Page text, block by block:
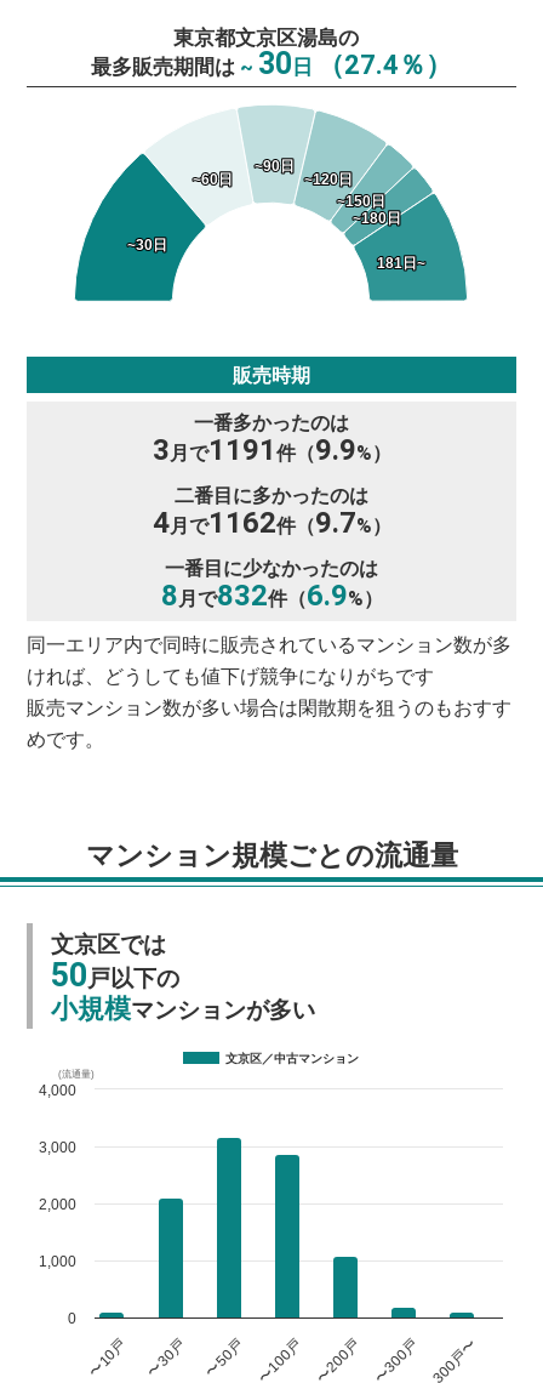
東京都文京区湯島の
最多販売期間は ~ 30日 （27.4％）
~30日
~30日
~60日
~60日
~90日
~90日
~120日
~120日
~150日
~150日
~180日
~180日
181日~
181日~
販売時期
一番多かったのは
3月で1191 件（9.9%）
二番目に多かったのは
4月で1162件（9.7%）
一番目に少なかったのは
8月で832件（6.9%）
同一エリア内で同時に販売されているマンション数が多
ければ、どうしても値下げ競争になりがちです
販売マンション数が多い場合は閑散期を狙うのもおすす
めです。
マンション規模ごとの流通量
文京区では
50戸以下の
小規模マンションが多い
(流通量)
文京区／中古マンション
〜10戸 〜30戸 〜50戸 〜100戸 〜200戸 〜300戸 300戸〜
0
1,000
2,000
3,000
4,000